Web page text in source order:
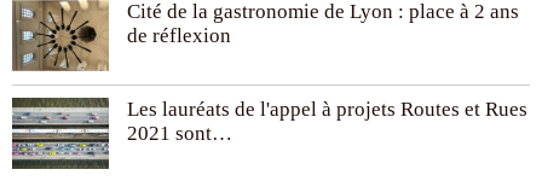
Cité de la gastronomie de Lyon : place à 2 ans
de réflexion
Les lauréats de l'appel à projets Routes et Rues
2021 sont…